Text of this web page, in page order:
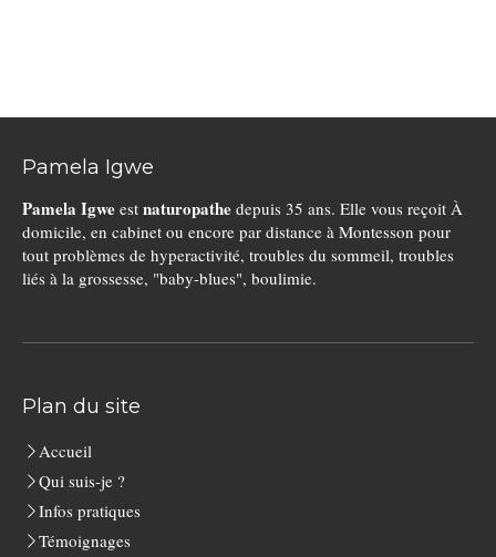
Pamela Igwe
Pamela Igwe est naturopathe depuis 35 ans. Elle vous reçoit À
domicile, en cabinet ou encore par distance à Montesson pour
tout problèmes de hyperactivité, troubles du sommeil, troubles
liés à la grossesse, "baby-blues", boulimie.
Plan du site
Accueil
Qui suis-je ?
Infos pratiques
Témoignages